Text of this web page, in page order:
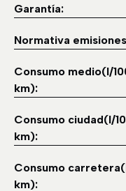
Garantía:
Normativa
Consumo medio(l/
km):
Consumo ciudad(l/
km):
Consumo
km):